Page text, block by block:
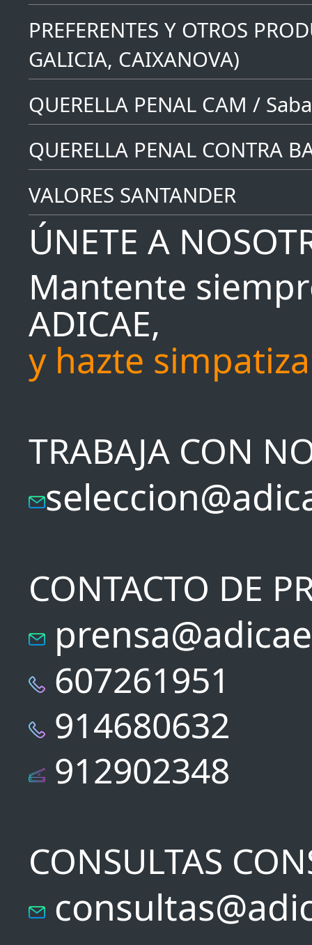
PREFERENTES Y OTROS
GALICIA, CAIXANOVA)
QUERELLA PENAL CAM /
QUERELLA PENAL CONTRA
VALORES SANTANDER
ÚNETE A
Mantente
ADICAE,
y hazte
TRABAJA CON
CONTACTO DE
607261951
914680632
912902348
CONSULTAS